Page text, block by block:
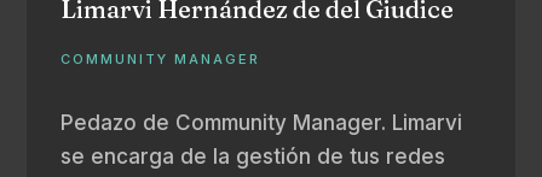
Limarvi Hernández de del Giudice
COMMUNITY MANAGER
Pedazo de Community Manager. Limarvi
se encarga de la gestión de tus redes